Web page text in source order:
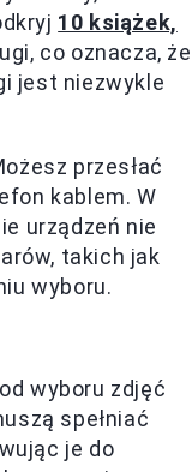
10 książek,
co oznacza, że
jest niezwykle
przesłać
kablem. W
urządzeń nie
takich jak
wyboru.
wyboru zdjęć
spełniać
je do